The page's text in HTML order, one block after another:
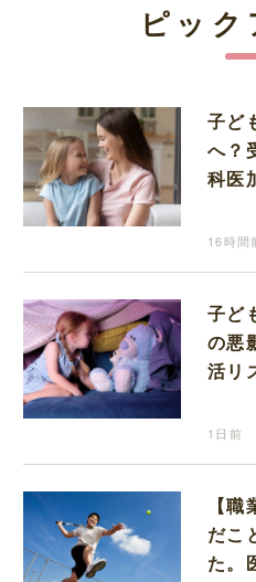
ピッ
子ど
へ？
科医
16時間
子ど
の悪
活リ
1日前
【
だこ
た。